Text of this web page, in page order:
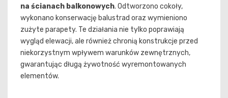
na ścianach balkonowych. Odtworzono cokoły,
wykonano konserwację balustrad oraz wymieniono
zużyte parapety. Te działania nie tylko poprawiają
wygląd elewacji, ale również chronią konstrukcje przed
niekorzystnym wpływem warunków zewnętrznych,
gwarantując długą żywotność wyremontowanych
elementów.